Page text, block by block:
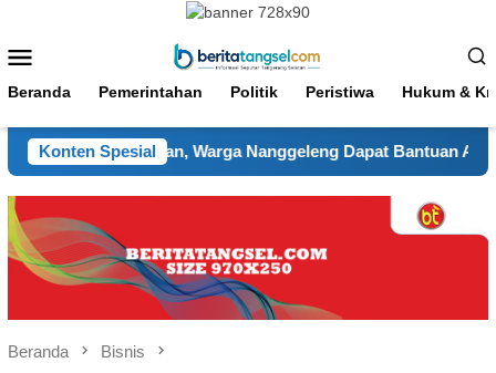
konten
Mobile
Beranda Pemerintahan Politik Peristiwa Hukum &
Konten Spesial
Kekeringan, Warga Nanggeleng Dapat Bantuan Air dan
Beranda Bisnis